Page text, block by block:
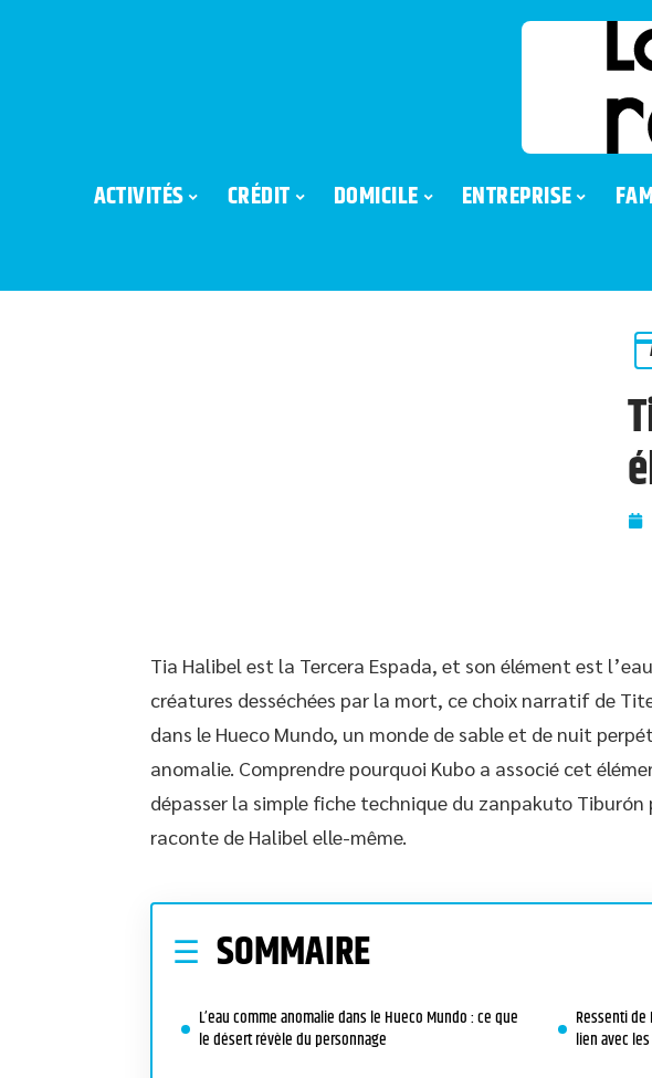
ACTIVITÉS CRÉDIT DOMICILE ENTREPRISE
Tia Halibel est la Tercera Espada, et son élément est
créatures desséchées par la mort, ce choix narratif de
dans le Hueco Mundo, un monde de sable et de nuit
anomalie. Comprendre pourquoi Kubo a associé cet
dépasser la simple fiche technique du zanpakuto Tiburón
raconte de Halibel elle-même.
SOMMAIRE
L’eau comme anomalie dans le Hueco Mundo : ce que
le désert révèle du personnage
Ressenti de
lien avec